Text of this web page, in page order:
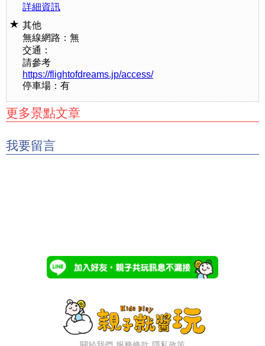
詳細資訊
其他
無線網路：無
交通：
請參考
https://flightofdreams.jp/access/
停車場：有
更多景點文章
我要留言